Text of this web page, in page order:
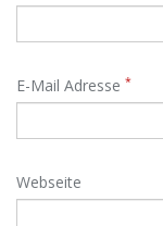
E-Mail Adresse *
Webseite